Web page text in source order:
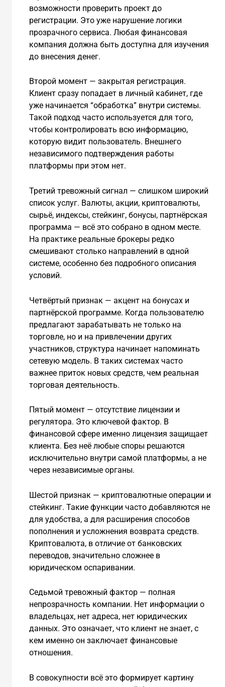
возможности проверить проект до
регистрации. Это уже нарушение логики
прозрачного сервиса. Любая финансовая
компания должна быть доступна для изучения
до внесения денег.
Второй момент — закрытая регистрация.
Клиент сразу попадает в личный кабинет, где
уже начинается “обработка” внутри системы.
Такой подход часто используется для того,
чтобы контролировать всю информацию,
которую видит пользователь. Внешнего
независимого подтверждения работы
платформы при этом нет.
Третий тревожный сигнал — слишком широкий
список услуг. Валюты, акции, криптовалюты,
сырьё, индексы, стейкинг, бонусы, партнёрская
программа — всё это собрано в одном месте.
На практике реальные брокеры редко
смешивают столько направлений в одной
системе, особенно без подробного описания
условий.
Четвёртый признак — акцент на бонусах и
партнёрской программе. Когда пользователю
предлагают зарабатывать не только на
торговле, но и на привлечении других
участников, структура начинает напоминать
сетевую модель. В таких системах часто
важнее приток новых средств, чем реальная
торговая деятельность.
Пятый момент — отсутствие лицензии и
регулятора. Это ключевой фактор. В
финансовой сфере именно лицензия защищает
клиента. Без неё любые споры решаются
исключительно внутри самой платформы, а не
через независимые органы.
Шестой признак — криптовалютные операции и
стейкинг. Такие функции часто добавляются не
для удобства, а для расширения способов
пополнения и усложнения возврата средств.
Криптовалюта, в отличие от банковских
переводов, значительно сложнее в
юридическом оспаривании.
Седьмой тревожный фактор — полная
непрозрачность компании. Нет информации о
владельцах, нет адреса, нет юридических
данных. Это означает, что клиент не знает, с
кем именно он заключает финансовые
отношения.
В совокупности всё это формирует картину